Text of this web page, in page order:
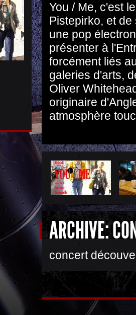
You / Me, c'est
Pistepirko, et
une pop
présenter à
forcément liés
galeries d'arts,
Oliver
originaire
atmosphère
ARCHIVE:
concert